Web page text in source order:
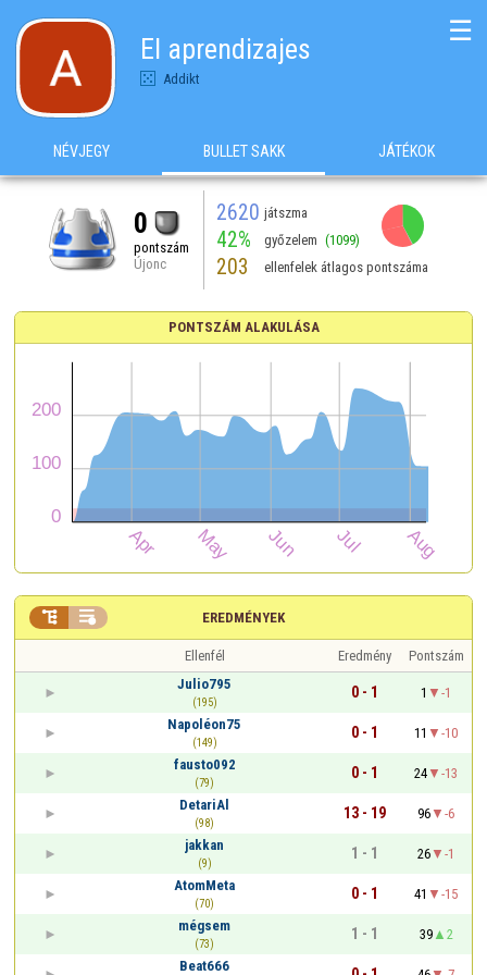
El aprendizajes
Addikt
☰
NÉVJEGY BULLET SAKK JÁTÉKOK
0
pontszám
Újonc
2620 játszma
42% győzelem (1099)
203 ellenfelek átlagos pontszáma
PONTSZÁM ALAKULÁSA
EREDMÉNYEK
 
Ellenfél Eredmény
Pontszám
Julio795
(195)
0 - 1 1
-1
Napoléon75
(149)
0 - 1 11
-10
fausto092
(79)
0 - 1 24
-13
DetariAl
(98)
13 - 19 96
-6
jakkan
(9)
1 - 1 26
-1
AtomMeta
(70)
0 - 1 41
-15
mégsem
(73)
1 - 1 39
2
Beat666